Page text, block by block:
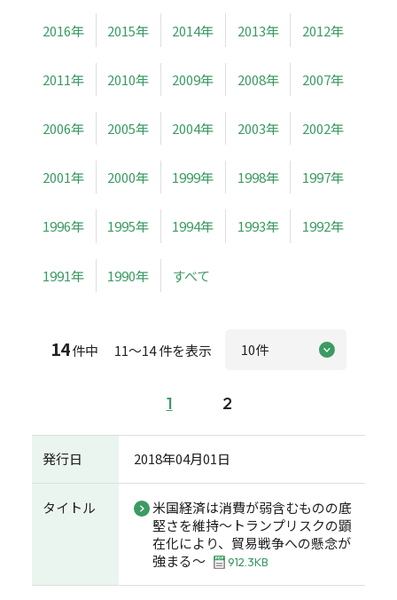
2016年 2015年 2014年 2013年 2012年
2011年 2010年 2009年 2008年 2007年
2006年 2005年 2004年 2003年 2002年
2001年 2000年 1999年 1998年 1997年
1996年 1995年 1994年 1993年 1992年
1991年 1990年 すべて
14件中 11～14 件を表示
1 2
発行日 2018年04月01日
タイトル
米国経済は消費が弱含むものの底
堅さを維持～トランプリスクの顕
在化により、貿易戦争への懸念が
強まる～
912.3KB